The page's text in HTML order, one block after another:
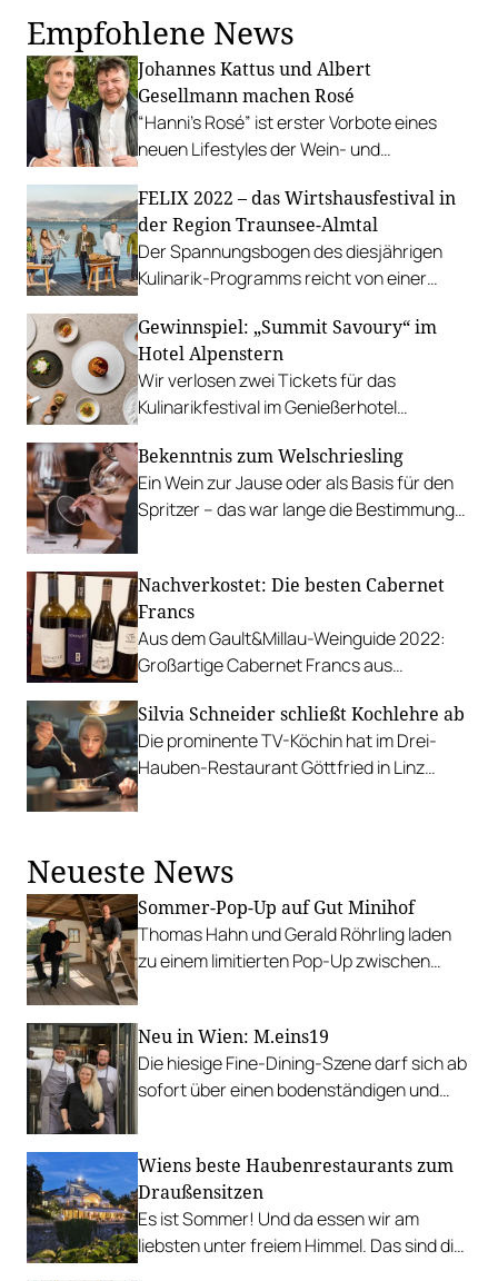
Empfohlene News
Johannes Kattus und Albert
Gesellmann machen Rosé
“Hanni’s Rosé” ist erster Vorbote eines
neuen Lifestyles der Wein- und
Generation die Führung übernommen hat.
FELIX 2022 – das Wirtshausfestival in
der Region Traunsee-Almtal
Der Spannungsbogen des diesjährigen
Kulinarik-Programms reicht von einer
Abenden mit den besten Köchen des
Landes.
Gewinnspiel: „Summit Savoury“ im
Hotel Alpenstern
Wir verlosen zwei Tickets für das
Kulinarikfestival im Genießerhotel
Euro.
Bekenntnis zum Welschriesling
Ein Wein zur Jause oder als Basis für den
Spritzer – das war lange die Bestimmung
Achtung – sie kann viel mehr.
Nachverkostet: Die besten Cabernet
Francs
Aus dem Gault&Millau-Weinguide 2022:
Großartige Cabernet Francs aus
Seiler, Pitnauer, Kirnbauer.
Silvia Schneider schließt Kochlehre ab
Die prominente TV-Köchin hat im Drei-
Hauben-Restaurant Göttfried in Linz
Neueste News
Sommer-Pop-Up auf Gut Minihof
Thomas Hahn und Gerald Röhrling laden
zu einem limitierten Pop-Up zwischen
Neu in Wien: M.eins19
Die hiesige Fine-Dining-Szene darf sich ab
sofort über einen bodenständigen und
Wiens beste Haubenrestaurants zum
Draußensitzen
Es ist Sommer! Und da essen wir am
liebsten unter freiem Himmel. Das sind die